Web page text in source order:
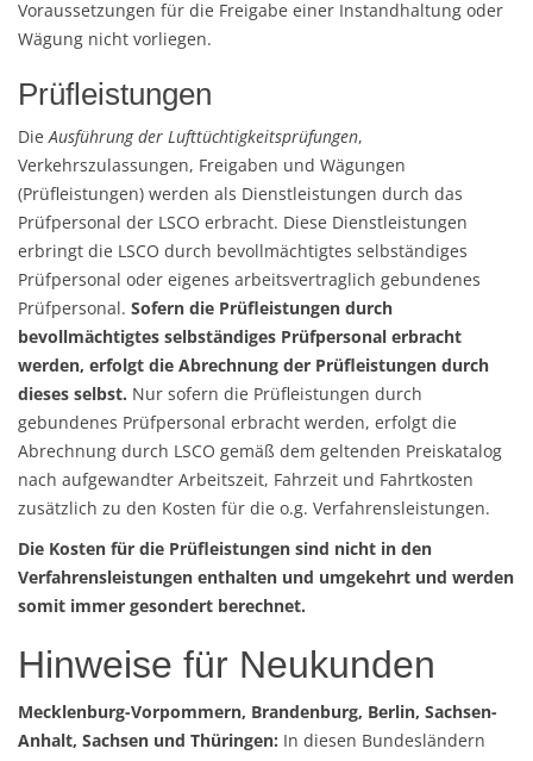
Voraussetzungen für die Freigabe einer Instandhaltung oder
Wägung nicht vorliegen.
Prüfleistungen
DieAusführung der Lufttüchtigkeitsprüfungen,
Verkehrszulassungen, Freigaben und Wägungen
(Prüfleistungen) werden als Dienstleistungen durch das
Prüfpersonal der LSCO erbracht. Diese Dienstleistungen
erbringt die LSCO durch bevollmächtigtes selbständiges
Prüfpersonal oder eigenes arbeitsvertraglich gebundenes
Prüfpersonal. Sofern die Prüfleistungen durch
bevollmächtigtes selbständiges Prüfpersonal erbracht
werden, erfolgt die Abrechnung der Prüfleistungen durch
dieses selbst. Nur sofern die Prüfleistungen durch
gebundenes Prüfpersonal erbracht werden, erfolgt die
Abrechnung durch LSCO gemäß dem geltenden Preiskatalog
nach aufgewandter Arbeitszeit, Fahrzeit und Fahrtkosten
zusätzlich zu den Kosten für die o.g. Verfahrensleistungen.
Die Kosten für die Prüfleistungen sind nicht in den
Verfahrensleistungen enthalten und umgekehrt und werden
somit immer gesondert berechnet.
Hinweise für Neukunden
Mecklenburg-Vorpommern, Brandenburg, Berlin, Sachsen-
Anhalt, Sachsen und Thüringen: In diesen Bundesländern